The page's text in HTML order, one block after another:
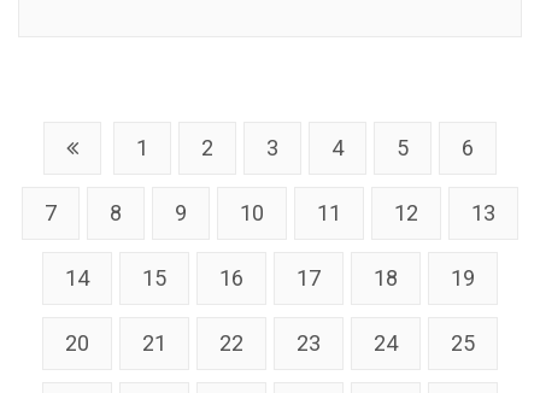
1 2 3 4 5 6
7 8 9 10 11 12 13
14 15 16 17 18 19
20 21 22 23 24 25